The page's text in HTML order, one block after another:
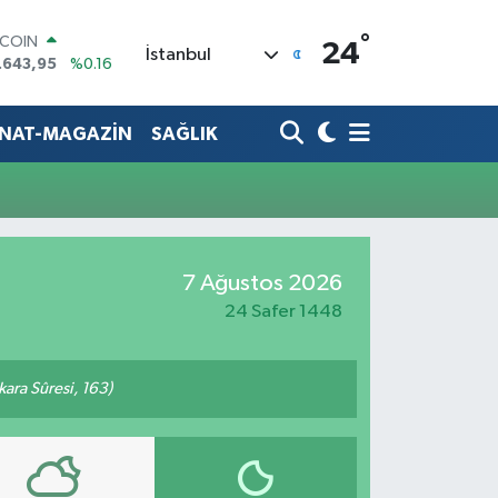
%0.16
%0
ALTIN
%0.12
İstanbul 24°
MAGAZİN SAĞLIK
7 Ağustos 2026
24 Safer 1448
Sûresi, 163)